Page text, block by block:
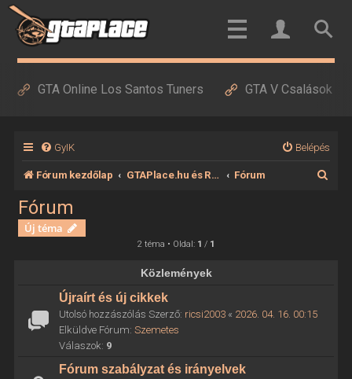
GTA Online Los Santos Tuners GTA V Csalások
GyIK Belépés
Fórum kezdőlap GTAPlace.hu és RedDeadPlace.hu Fórum
Fórum
Új téma
2 téma • Oldal: 1 / 1
Közlemények
Újraírt és új cikkek
Utolsó hozzászólás Szerző: ricsi2003« 2026. 04. 16. 00:15
Elküldve Fórum: Szemetes
Válaszok: 9
Fórum szabályzat és irányelvek